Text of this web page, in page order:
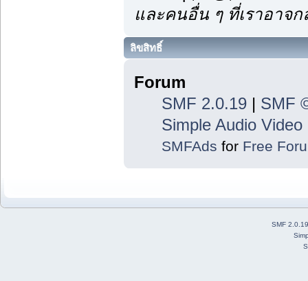
และคนอื่น ๆ ที่เราอาจ
ลิขสิทธิ์
Forum
SMF 2.0.19| SMF
Simple Audio
SMFAds for Free
SMF 2.0.19